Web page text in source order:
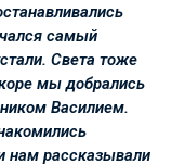
самый
Света тоже
мы добрались
Василием.
нам рассказывали